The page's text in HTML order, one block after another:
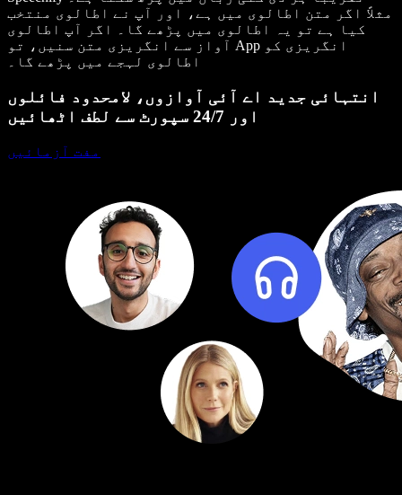
مثلاً اگر متن اطالوی میں ہے، اور آپ نے اطالوی منتخب
کیا ہے تو یہ اطالوی میں پڑھے گا۔ اگر آپ اطالوی
آواز سے انگریزی متن سنیں، تو App انگریزی کو
اطالوی لہجے میں پڑھے گا۔
انتہائی جدید اے آئی آوازوں، لامحدود فائلوں
اور 24/7 سپورٹ سے لطف اٹھائیں
مفت آزمائیں